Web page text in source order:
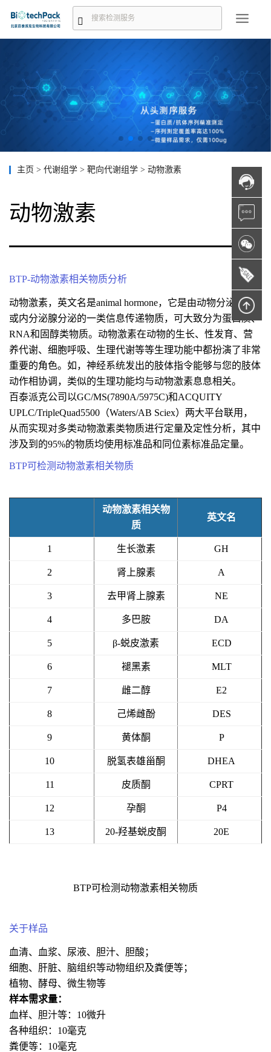
主页 > 代谢组学 > 靶向代谢组学 > 动物激素
动物激素
BTP-动物激素相关物质分析
动物激素，英文名是animal hormone，它是由动物分泌细胞
或内分泌腺分泌的一类信息传递物质，可大致分为蛋白质、
RNA和固醇类物质。动物激素在动物的生长、性发育、营
养代谢、细胞呼吸、生理代谢等等生理功能中都扮演了非常
重要的角色。如，神经系统发出的肢体指令能够与您的肢体
动作相协调，类似的生理功能均与动物激素息息相关。
百泰派克公司以GC/MS(7890A/5975C)和ACQUITY
UPLC/TripleQuad5500（Waters/AB Sciex）两大平台联用，
从而实现对多类动物激素类物质进行定量及定性分析，其中
涉及到的95%的物质均使用标准品和同位素标准品定量。
BTP可检测动物激素相关物质
动物激素相关物
质
英文名
1 生长激素 GH
2 肾上腺素 A
3 去甲肾上腺素 NE
4 多巴胺 DA
5 β-蜕皮激素 ECD
6 褪黑素 MLT
7 雌二醇 E2
8 己烯雌酚 DES
9 黄体酮 P
10 脱氢表雄甾酮 DHEA
11 皮质酮 CPRT
12 孕酮 P4
13 20-羟基蜕皮酮 20E
BTP可检测动物激素相关物质
关于样品
血清、血浆、尿液、胆汁、胆酸；
细胞、肝脏、脑组织等动物组织及粪便等；
植物、酵母、微生物等
样本需求量：
血样、胆汁等：10微升
各种组织：10毫克
粪便等：10毫克